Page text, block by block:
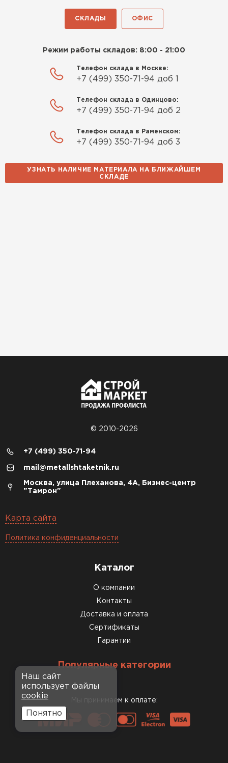
СКЛАДЫ ОФИС
Режим работы складов: 8:00 - 21:00
Телефон склада в Москве:
+7 (499) 350-71-94 доб 1
Телефон склада в Одинцово:
+7 (499) 350-71-94 доб 2
Телефон склада в Раменском:
+7 (499) 350-71-94 доб 3
УЗНАТЬ НАЛИЧИЕ МАТЕРИАЛА НА БЛИЖАЙШЕМ
СКЛАДЕ
© 2010-2026
+7 (499) 350-71-94
mail@metallshtaketnik.ru
Москва, улица Плеханова, 4А, Бизнес-центр
"Тамрон"
Карта сайта
Политика конфиденциальности
Каталог
О компании
Контакты
Доставка и оплата
Сертификаты
Гарантии
Популярные категории
Мы принимаем к оплате:
Наш сайт
использует файлы
cookie
Понятно